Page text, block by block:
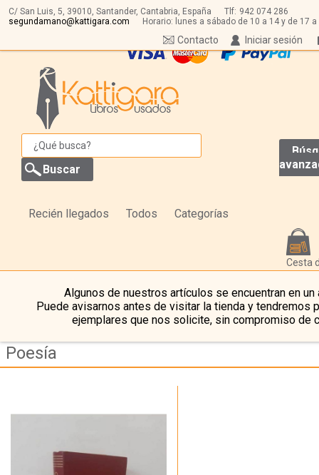
C/ San Luis, 5, 39010, Santander, Cantabria, España Tlf: 942 074 286
segundamano@kattigara.com
Horario: lunes a sábado de 10 a 14 y de 17 a
Iniciar sesión
Contacto
Recién llegados Todos Categorías
Cesta
Algunos de nuestros artículos se encuentran en un
Puede avisarnos antes de visitar la tienda y tendremos
ejemplares que nos solicite, sin compromiso de
Poesía